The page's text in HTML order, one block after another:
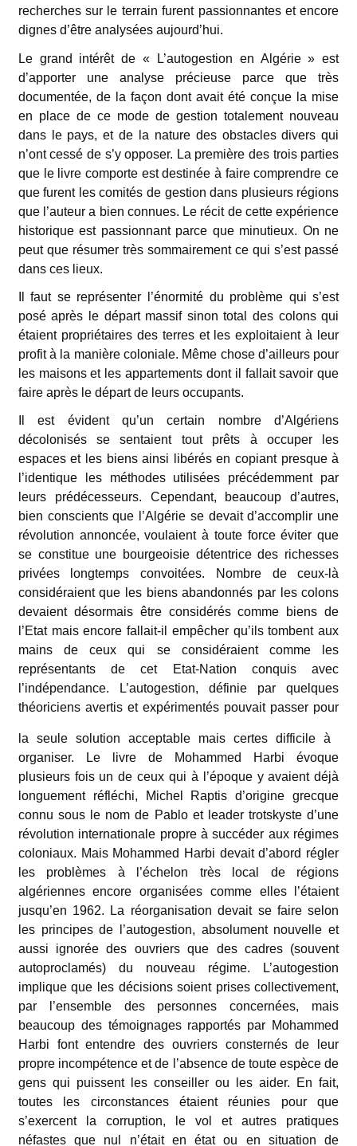
recherches sur le terrain furent passionnantes et encore
dignes d’être analysées aujourd’hui.
Le grand intérêt de « L’autogestion en Algérie » est
d’apporter une analyse précieuse parce que très
documentée, de la façon dont avait été conçue la mise
en place de ce mode de gestion totalement nouveau
dans le pays, et de la nature des obstacles divers qui
n’ont cessé de s’y opposer. La première des trois parties
que le livre comporte est destinée à faire comprendre ce
que furent les comités de gestion dans plusieurs régions
que l’auteur a bien connues. Le récit de cette expérience
historique est passionnant parce que minutieux. On ne
peut que résumer très sommairement ce qui s’est passé
dans ces lieux.
Il faut se représenter l’énormité du problème qui s’est
posé après le départ massif sinon total des colons qui
étaient propriétaires des terres et les exploitaient à leur
profit à la manière coloniale. Même chose d’ailleurs pour
les maisons et les appartements dont il fallait savoir que
faire après le départ de leurs occupants.
Il est évident qu’un certain nombre d’Algériens
décolonisés se sentaient tout prêts à occuper les
espaces et les biens ainsi libérés en copiant presque à
l’identique les méthodes utilisées précédemment par
leurs prédécesseurs. Cependant, beaucoup d’autres,
bien conscients que l’Algérie se devait d’accomplir une
révolution annoncée, voulaient à toute force éviter que
se constitue une bourgeoisie détentrice des richesses
privées longtemps convoitées. Nombre de ceux-là
considéraient que les biens abandonnés par les colons
devaient désormais être considérés comme biens de
l’Etat mais encore fallait-il empêcher qu’ils tombent aux
mains de ceux qui se considéraient comme les
représentants de cet Etat-Nation conquis avec
l’indépendance. L’autogestion, définie par quelques
théoriciens avertis et expérimentés pouvait passer pour
la seule solution acceptable mais certes difficile à
organiser. Le livre de Mohammed Harbi évoque
plusieurs fois un de ceux qui à l’époque y avaient déjà
longuement réfléchi, Michel Raptis d’origine grecque
connu sous le nom de Pablo et leader trotskyste d’une
révolution internationale propre à succéder aux régimes
coloniaux. Mais Mohammed Harbi devait d’abord régler
les problèmes à l’échelon très local de régions
algériennes encore organisées comme elles l’étaient
jusqu’en 1962. La réorganisation devait se faire selon
les principes de l’autogestion, absolument nouvelle et
aussi ignorée des ouvriers que des cadres (souvent
autoproclamés) du nouveau régime. L’autogestion
implique que les décisions soient prises collectivement,
par l’ensemble des personnes concernées, mais
beaucoup des témoignages rapportés par Mohammed
Harbi font entendre des ouvriers consternés de leur
propre incompétence et de l’absence de toute espèce de
gens qui puissent les conseiller ou les aider. En fait,
toutes les circonstances étaient réunies pour que
s’exercent la corruption, le vol et autres pratiques
néfastes que nul n’était en état ou en situation de